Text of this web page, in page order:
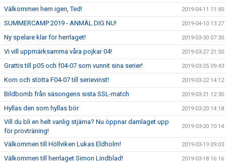
Välkommen hem igen, Ted! 2019-04-11 11:40
SUMMERCAMP 2019 - ANMÄL DIG NU! 2019-04-10 13:27
Ny spelare klar för herrlaget! 2019-03-30 07:30
Vi vill uppmärksamma våra pojkar 04! 2019-03-27 21:50
Grattis till p05 och f04-07 som vunnit sina serier! 2019-03-25 09:43
Kom och stötta F04-07 till serievinst! 2019-03-22 14:12
Bildbomb från säsongens sista SSL-match 2019-03-21 12:30
Hyllas den som hyllas bör 2019-03-20 14:18
Vill du bli en helt vanlig stjärna? Nu öppnar damlaget upp
för provträning!
2019-03-20 10:14
Välkommen till Höllviken Lukas Eldholm! 2019-03-19 09:03
Välkommen till herrlaget Simon Lindblad! 2019-03-18 16:16